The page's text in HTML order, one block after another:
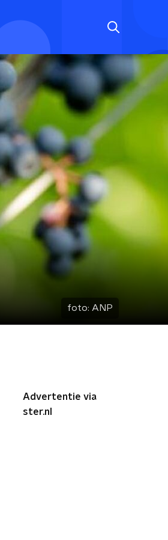
foto: ANP
Advertentie via
ster.nl